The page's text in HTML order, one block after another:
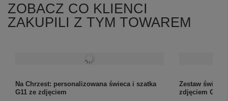
ZOBACZ CO KLIENCI
ZAKUPILI Z TYM TOWAREM
Na Chrzest: personalizowana świeca i szatka
G11 ze zdjęciem
Zestaw świeca
zdjęciem G19